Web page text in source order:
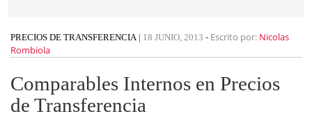
PRECIOS DE TRANSFERENCIA| 18 JUNIO, 2013 - Escrito por: Nicolas
Rombiola
Comparables Internos en Precios
de Transferencia